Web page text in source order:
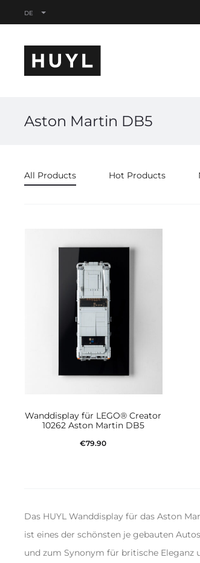
DE
Aston Martin DB5
All Products Hot Products
Wanddisplay für LEGO® Creator
10262 Aston Martin DB5
€79.90
Das HUYL Wanddisplay für das Aston
ist eines der schönsten je gebauten
und zum Synonym für britische Eleganz